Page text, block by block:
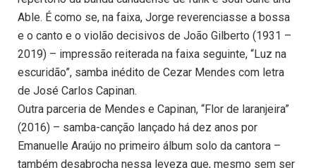
Able. É como se, na faixa, Jorge reverenciasse a bossa
e o canto e o violão decisivos de João Gilberto (1931 –
2019) – impressão reiterada na faixa seguinte, “Luz na
escuridão”, samba inédito de Cezar Mendes com letra
de José Carlos Capinan.
Outra parceria de Mendes e Capinan, “Flor de laranjeira”
(2016) – samba-canção lançado há dez anos por
Emanuelle Araújo no primeiro álbum solo da cantora –
também desabrocha nessa leveza que, mesmo sem ser